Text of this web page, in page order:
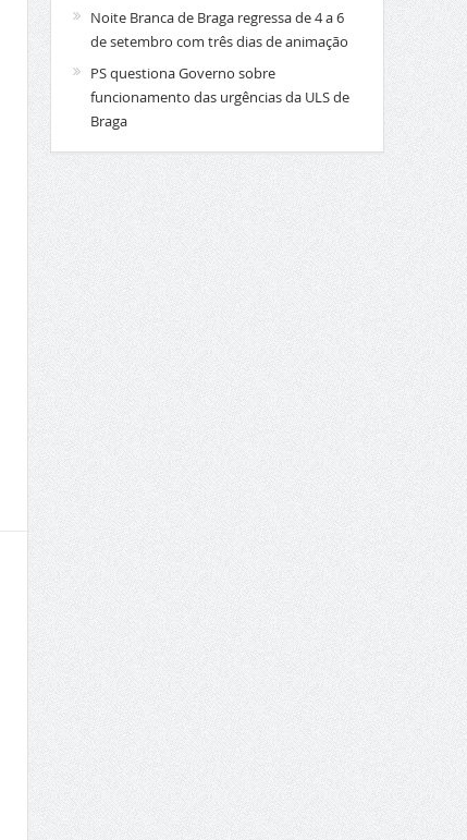
Noite Branca de Braga regressa de 4 a 6
de setembro com três dias de animação
PS questiona Governo sobre
funcionamento das urgências da ULS de
Braga